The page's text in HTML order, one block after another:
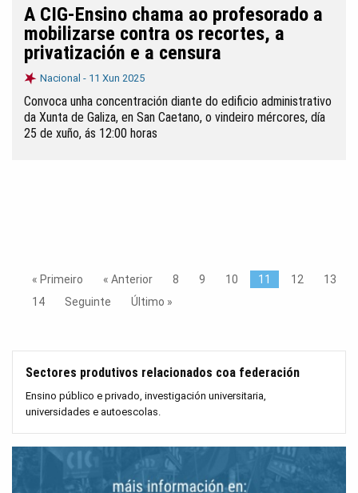
A CIG-Ensino chama ao profesorado a
mobilizarse contra os recortes, a
privatización e a censura
Nacional - 11 Xun 2025
Convoca unha concentración diante do edificio administrativo
da Xunta de Galiza, en San Caetano, o vindeiro mércores, día
25 de xuño, ás 12:00 horas
« Primeiro « Anterior 8 9 10 11 12
13
14
Seguinte Último »
Sectores produtivos relacionados coa federación
Ensino público e privado, investigación universitaria,
universidades e autoescolas.